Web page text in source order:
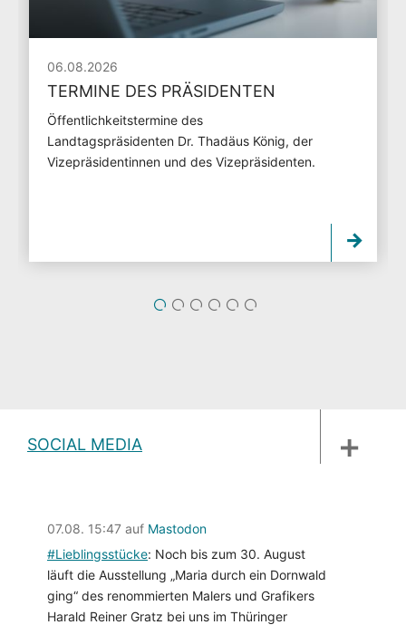
06.08.2026
TERMINE DES PRÄSIDENTEN
Öffentlichkeitstermine des
Landtagspräsidenten Dr. Thadäus König, der
Vizepräsidentinnen und des Vizepräsidenten.
1 2 3 4 5
SOCIAL MEDIA
07.08. 15:47 auf Mastodon
#Lieblingsstücke: Noch bis zum 30. August
läuft die Ausstellung „Maria durch ein Dornwald
ging“ des renommierten Malers und Grafikers
Harald Reiner Gratz bei uns im Thüringer